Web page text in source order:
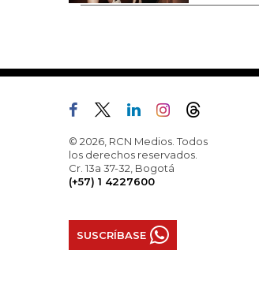
© 2026, RCN Medios. Todos
los derechos reservados.
Cr. 13a 37-32, Bogotá
(+57) 1 4227600
SUSCRÍBASE